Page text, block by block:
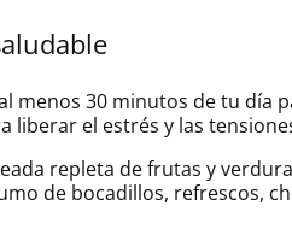
menos 30 minutos de tu día
liberar el estrés y las
repleta de frutas y
de bocadillos, refrescos,